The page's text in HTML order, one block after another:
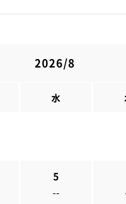
2026/8
水
5
--